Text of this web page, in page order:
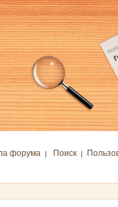
форума | Поиск |